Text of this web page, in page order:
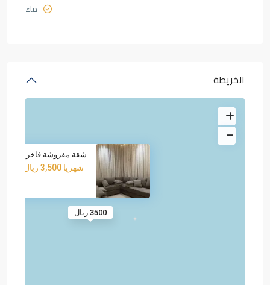
ماء
الخريطة
3500 ريال
شقة مفروشة فاخرة
شهريا 3,500 ريال